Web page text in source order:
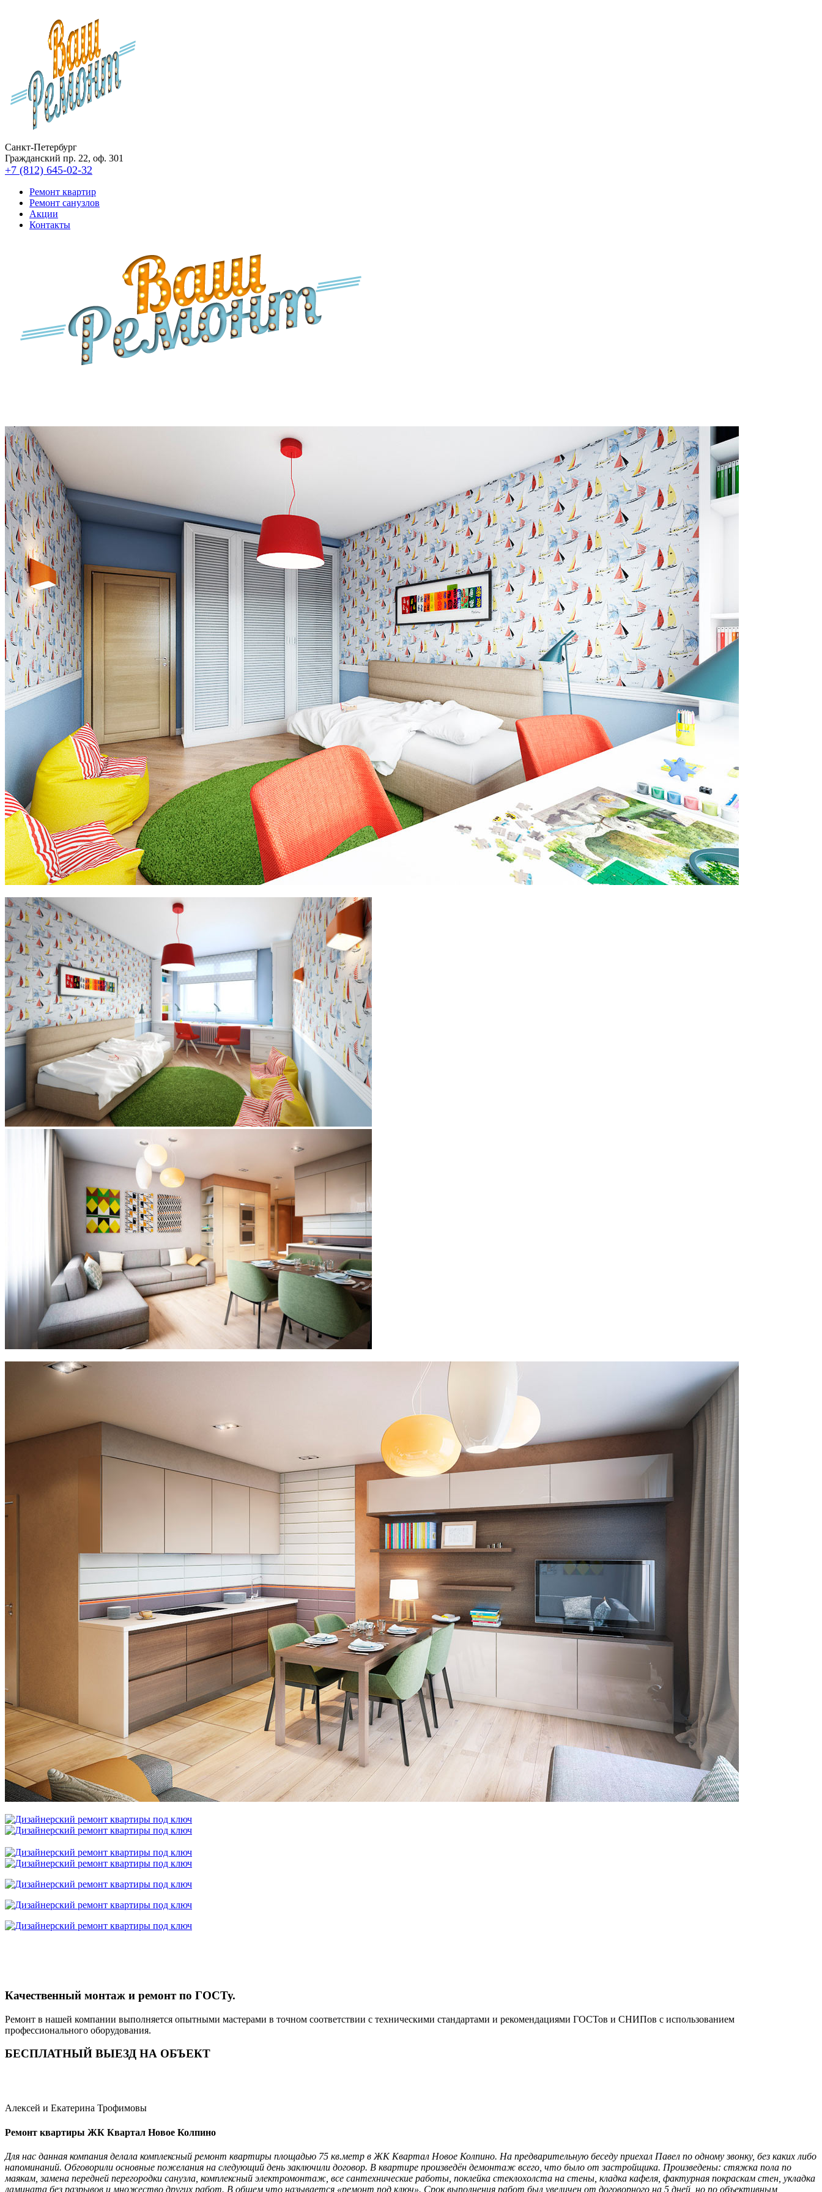
Санкт-Петербург
Гражданский пр. 22, оф. 301
+7 (812) 645-02-32
Ремонт квартир
Ремонт санузлов
Акции
Контакты
Качественный монтаж и ремонт по ГОСТу.
Ремонт в нашей компании выполняется опытными мастерами в точном соответствии с техническими стандартами и рекомендациями ГОСТов и СНИПов с использованием
профессионального оборудования.
БЕСПЛАТНЫЙ ВЫЕЗД НА ОБЪЕКТ
Алексей и Екатерина Трофимовы
Ремонт квартиры ЖК Квартал Новое Колпино
Для нас данная компания делала комплексный ремонт квартиры площадью 75 кв.метр в ЖК Квартал Новое Колпино. На предварительную беседу приехал Павел по одному звонку, без каких либо
напоминаний. Обговорили основные пожелания на следующий день заключили договор. В квартире произведён демонтаж всего, что было от застройщика. Произведены: стяжка пола по
маякам, замена передней перегородки санузла, комплексный электромонтаж, все сантехнические работы, поклейка стеклохолста на стены, кладка кафеля, фактурная покраскам стен, укладка
ламината без разрывов и множество других работ. В общем что называется «ремонт под ключ». Срок выполнения работ был увеличен от договорного на 5 дней, но по объективным